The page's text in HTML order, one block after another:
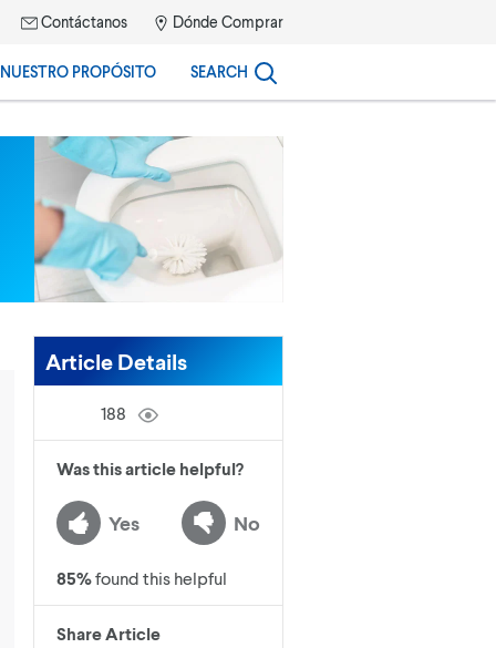
Contáctanos Dónde Comprar
NUESTRO PROPÓSITO SEARCH
Article Details
188
Was this article helpful?
Yes No
85%found this helpful
Share Article